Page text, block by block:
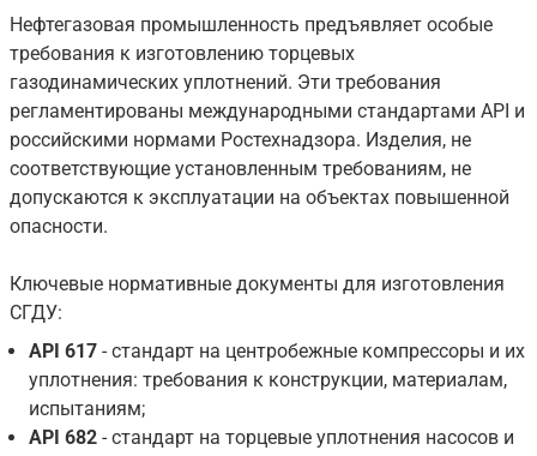
Нефтегазовая промышленность предъявляет особые
требования к изготовлению торцевых
газодинамических уплотнений. Эти требования
регламентированы международными стандартами API и
российскими нормами Ростехнадзора. Изделия, не
соответствующие установленным требованиям, не
допускаются к эксплуатации на объектах повышенной
опасности.
Ключевые нормативные документы для изготовления
СГДУ:
API 617 - стандарт на центробежные компрессоры и их
уплотнения: требования к конструкции, материалам,
испытаниям;
API 682 - стандарт на торцевые уплотнения насосов и